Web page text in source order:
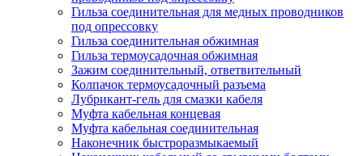
Гильза соединительная для медных проводников
под опрессовку
Гильза соединительная обжимная
Гильза термоусадочная обжимная
Зажим соединительный, ответвительный
Колпачок термоусадочный разъема
Лубрикант-гель для смазки кабеля
Муфта кабельная концевая
Муфта кабельная соединительная
Наконечник быстроразмыкаемый